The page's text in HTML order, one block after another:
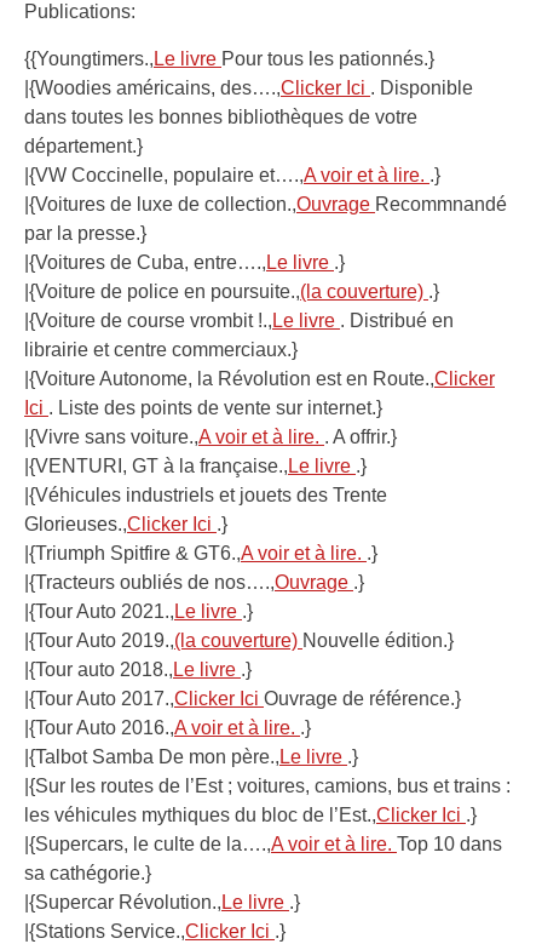
Publications:
{{Youngtimers., Le livre Pour tous les pationnés.}
|{Woodies américains, des….,Clicker Ici . Disponible
dans toutes les bonnes bibliothèques de votre
département.}
|{VW Coccinelle, populaire et….,A voir et à lire. .}
|{Voitures de luxe de collection.,Ouvrage Recommnandé
par la presse.}
|{Voitures de Cuba, entre…., Le livre .}
|{Voiture de police en poursuite.,(la couverture) .}
|{Voiture de course vrombit !., Le livre . Distribué en
librairie et centre commerciaux.}
|{Voiture Autonome, la Révolution est en Route.,Clicker
Ici . Liste des points de vente sur internet.}
|{Vivre sans voiture.,A voir et à lire. . A offrir.}
|{VENTURI, GT à la française., Le livre .}
|{Véhicules industriels et jouets des Trente
Glorieuses.,Clicker Ici .}
|{Triumph Spitfire & GT6.,A voir et à lire. .}
|{Tracteurs oubliés de nos….,Ouvrage .}
|{Tour Auto 2021., Le livre .}
|{Tour Auto 2019.,(la couverture) Nouvelle édition.}
|{Tour auto 2018., Le livre .}
|{Tour Auto 2017.,Clicker Ici Ouvrage de référence.}
|{Tour Auto 2016.,A voir et à lire. .}
|{Talbot Samba De mon père., Le livre .}
|{Sur les routes de l’Est ; voitures, camions, bus et trains :
les véhicules mythiques du bloc de l’Est.,Clicker Ici .}
|{Supercars, le culte de la….,A voir et à lire. Top 10 dans
sa cathégorie.}
|{Supercar Révolution., Le livre .}
|{Stations Service.,Clicker Ici .}